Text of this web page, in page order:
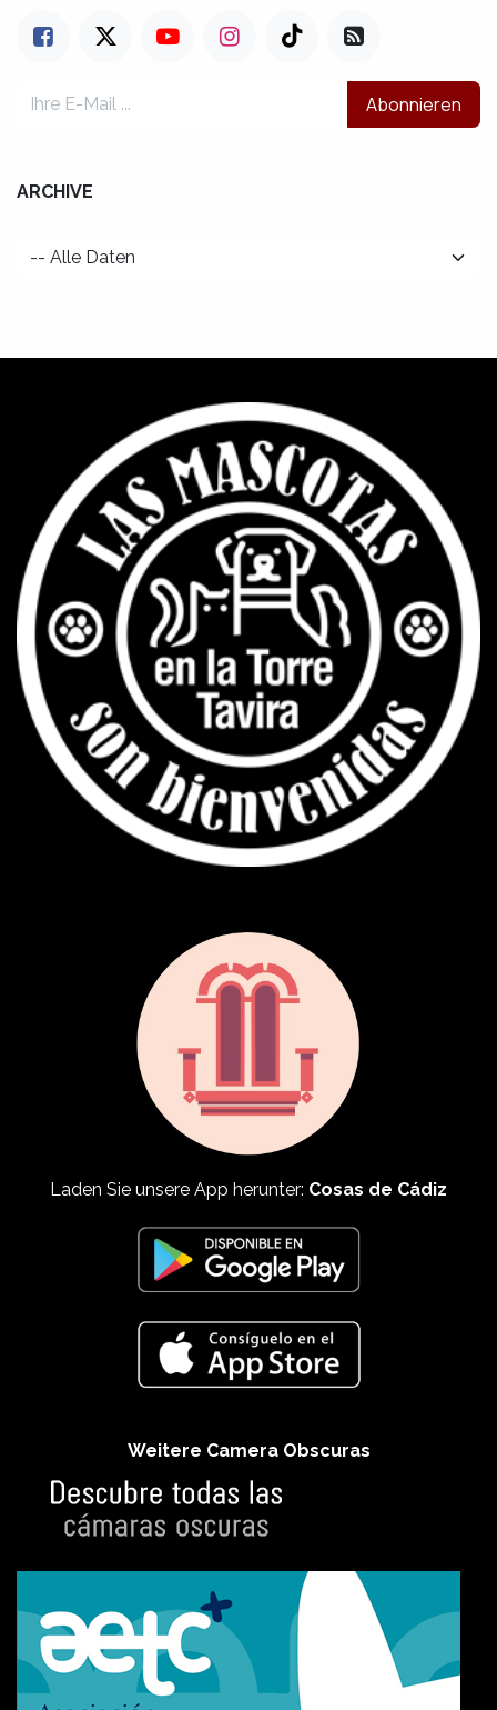
Abonnieren
ARCHIVE
Laden Sie unsere App herunter: Cosas de Cádiz
Weitere Camera Obscuras